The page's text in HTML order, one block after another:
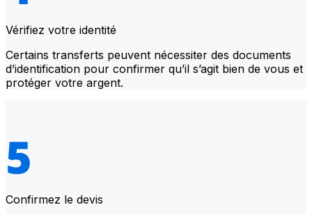
Vérifiez votre identité
Certains transferts peuvent nécessiter des documents
d’identification pour confirmer qu’il s’agit bien de vous et
protéger votre argent.
Confirmez le devis